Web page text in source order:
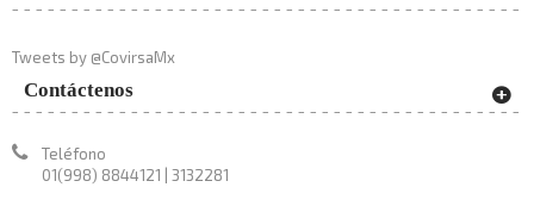
Tweets by @CovirsaMx
Contáctenos
Teléfono
01(998) 8844121 | 3132281